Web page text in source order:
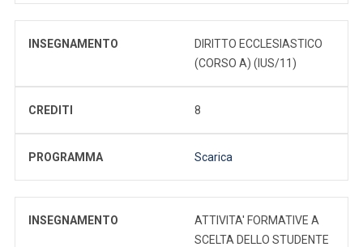
INSEGNAMENTO
DIRITTO ECCLESIASTICO
(CORSO A) (IUS/11)
CREDITI 8
PROGRAMMA Scarica
INSEGNAMENTO
ATTIVITA' FORMATIVE A
SCELTA DELLO STUDENTE